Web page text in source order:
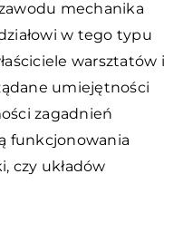
mechanika
w tego typu
warsztatów i
umiejętności
zagadnień
funkcjonowania
czy układów